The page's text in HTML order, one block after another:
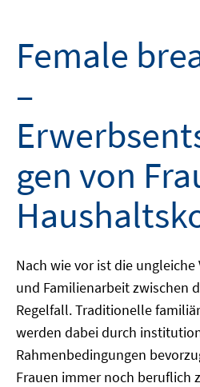
Female
–
gen von
Nach wie vor ist die
und Familienarbeit zwischen
Regelfall. Traditionelle
werden dabei durch
Rahmenbedingungen
Frauen immer noch beruflich